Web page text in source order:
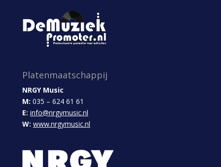
Platenmaatschappij
NRGY Music
M: 035 – 624 61 61
E: info@nrgymusic.nl
W: www.nrgymusic.nl